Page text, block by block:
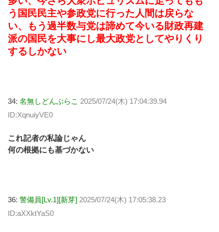
う国民民主や参政党に行った人間は戻らな
い、もう過半数与党は諦めて今いる財政再建
派の国民を大事にし最大政党としてやりくり
するしかない
34: 名無しどんぶらこ 2025/07/24(木) 17:04:39.94
ID:XqnuiyVE0
これ記者の私論じゃん
何の根拠にも基づかない
36: 警備員[Lv.1][新芽] 2025/07/24(木) 17:05:38.23
ID:aXXktYaS0